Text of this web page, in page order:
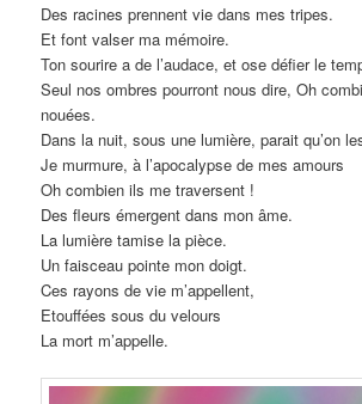
Des racines prennent vie dans mes tripes.
Et font valser ma mémoire.
Ton sourire a de l’audace, et ose défier le
Seul nos ombres pourront nous dire, Oh
nouées.
Dans la nuit, sous une lumière, parait qu’on
Je murmure, à l’apocalypse de mes amours
Oh combien ils me traversent !
Des fleurs émergent dans mon âme.
La lumière tamise la pièce.
Un faisceau pointe mon doigt.
Ces rayons de vie m’appellent,
Etouffées sous du velours
La mort m’appelle.